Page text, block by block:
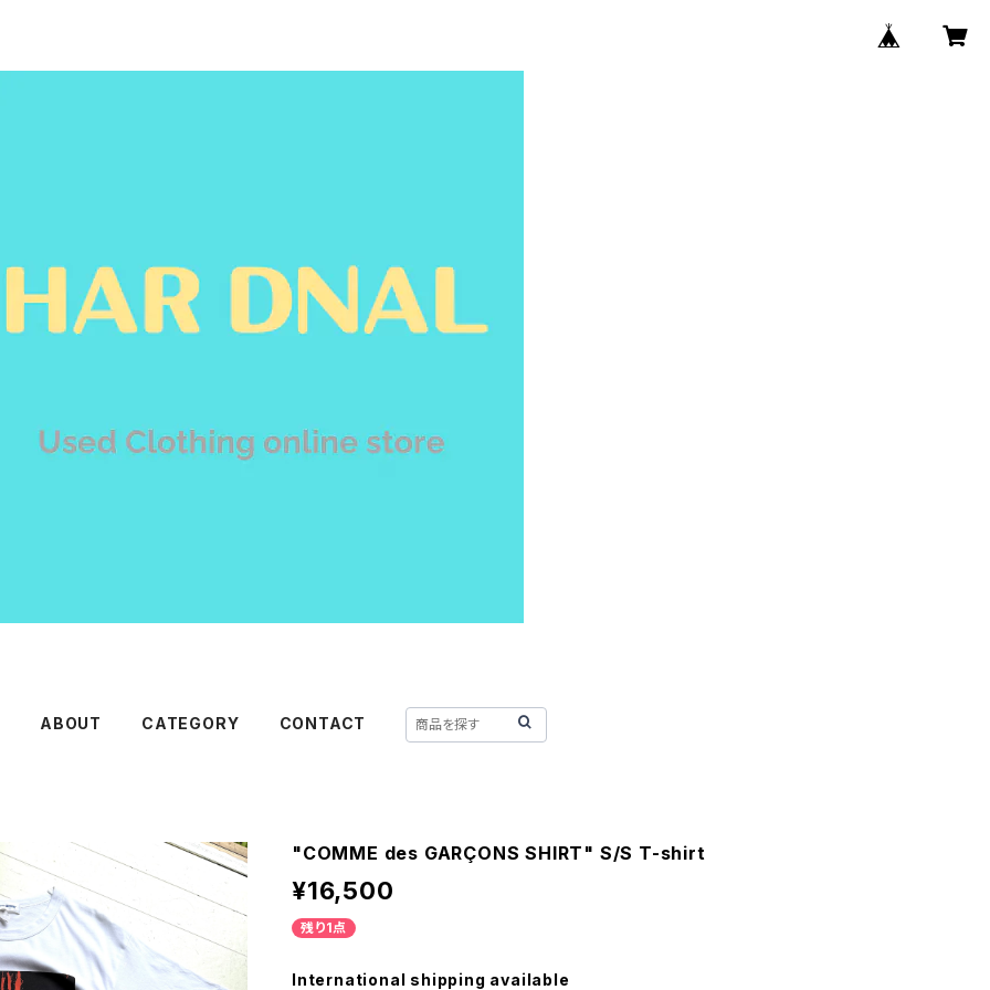
ABOUT CATEGORY CONTACT
"COMME des GARÇONS SHIRT" S/S T-shirt
¥16,500
残り1点
International shipping available